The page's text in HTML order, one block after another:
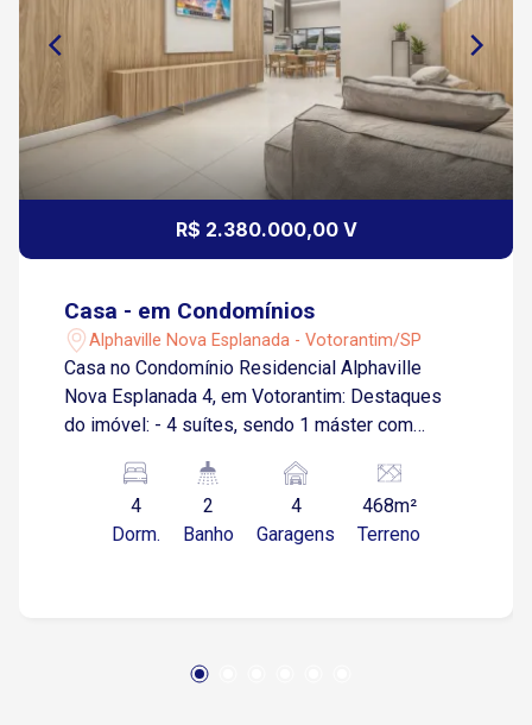
R$ 2.380.000,00 V
Casa - em Condomínios
Alphaville Nova Esplanada - Votorantim/SP
Casa no Condomínio Residencial Alphaville
Nova Esplanada 4, em Votorantim: Destaques
do imóvel: - 4 suítes, sendo 1 máster com
pé-direito duplo, proporcionando amplitude e
sofisticação; - Cozinha integrada com despensa,
ideal para quem busca praticidade e
exclusivo para a piscina e depósito para maior
4
Dorm.
2
Banho
4
Garagens
468m²
Terreno